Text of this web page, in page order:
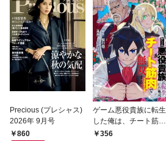
Precious (プレシャス)
2026年 9月号
860
ゲーム悪役貴族に転生
した俺は、チート筋肉
で無双する【単話】
356